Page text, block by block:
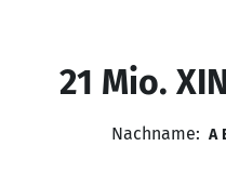
21 Mio.
Nachname: A